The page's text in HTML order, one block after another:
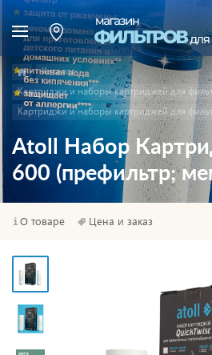
Каталог
Картриджи и наборы картриджей для
Картриджи и наборы картриджей для
Atoll Набор
600 (префильтр;
О товаре Цена и заказ